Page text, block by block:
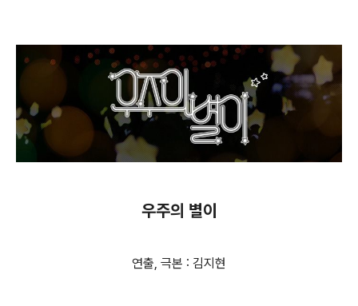
우주의 별이
연출, 극본 : 김지현